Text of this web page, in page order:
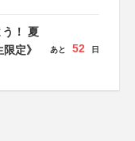
！ 夏
定》
あと 52 日